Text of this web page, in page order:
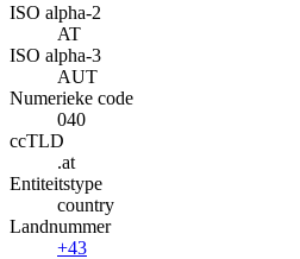
ISO alpha-2
AT
ISO alpha-3
AUT
Numerieke code
040
ccTLD
.at
Entiteitstype
country
Landnummer
+43